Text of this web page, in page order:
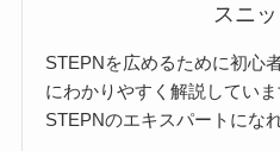
スニ
STEPNを広めるために初心
にわかりやすく解説してい
STEPNのエキスパートにな